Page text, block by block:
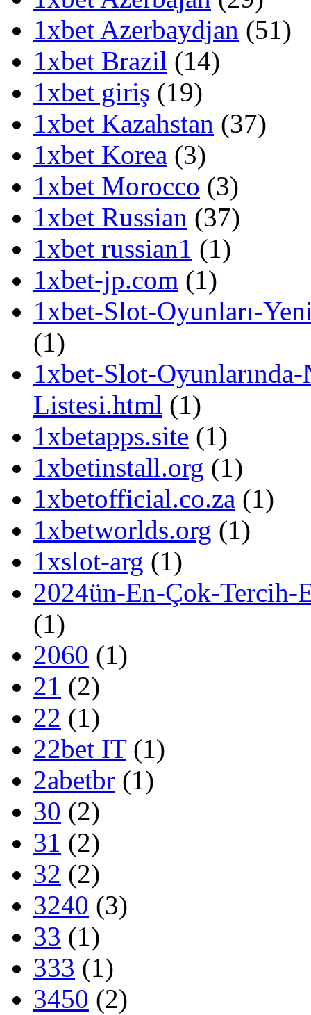
1xbet Azerbaydjan (51)
1xbet Brazil (14)
1xbet giriş (19)
1xbet Kazahstan (37)
1xbet Korea (3)
1xbet Morocco (3)
1xbet Russian (37)
1xbet russian1 (1)
1xbet-jp.com (1)
1xbet-Slot-Oyunları-
(1)
1xbet-Slot-
Listesi.html (1)
1xbetapps.site (1)
1xbetinstall.org (1)
1xbetofficial.co.za (1)
1xbetworlds.org (1)
1xslot-arg (1)
2024ün-En-Çok-
(1)
2060 (1)
21 (2)
22 (1)
22bet IT(1)
2abetbr (1)
30 (2)
31 (2)
32 (2)
3240 (3)
33 (1)
333 (1)
3450 (2)